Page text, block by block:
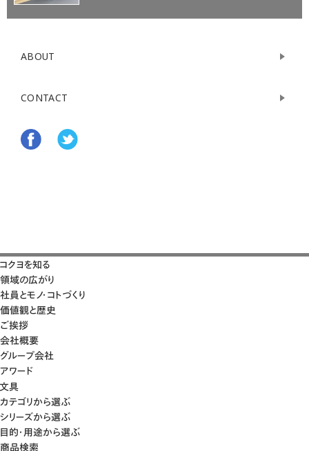
ABOUT
CONTACT
コクヨを知る
領域の広がり
社員とモノ・コトづくり
価値観と歴史
ご挨拶
会社概要
グループ会社
アワード
文具
カテゴリから選ぶ
シリーズから選ぶ
目的・用途から選ぶ
商品検索